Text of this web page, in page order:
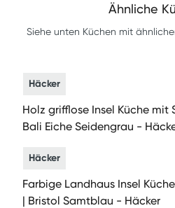
Ähnliche
Siehe unten Küchen mit
Häcker
Holz grifflose Insel Küche mit
Bali Eiche Seidengrau -
Häcker
Farbige Landhaus Insel
| Bristol Samtblau - Häcker